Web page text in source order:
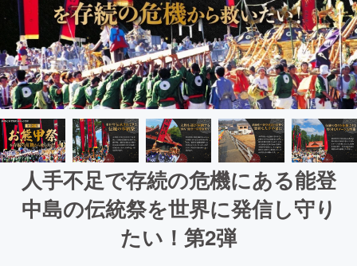
人手不足で存続の危機にある能登
中島の伝統祭を世界に発信し守り
たい！第2弾